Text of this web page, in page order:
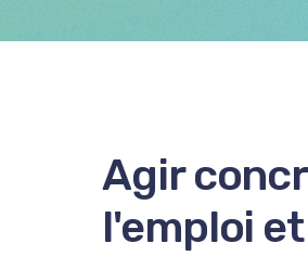
Agir
l'emploi